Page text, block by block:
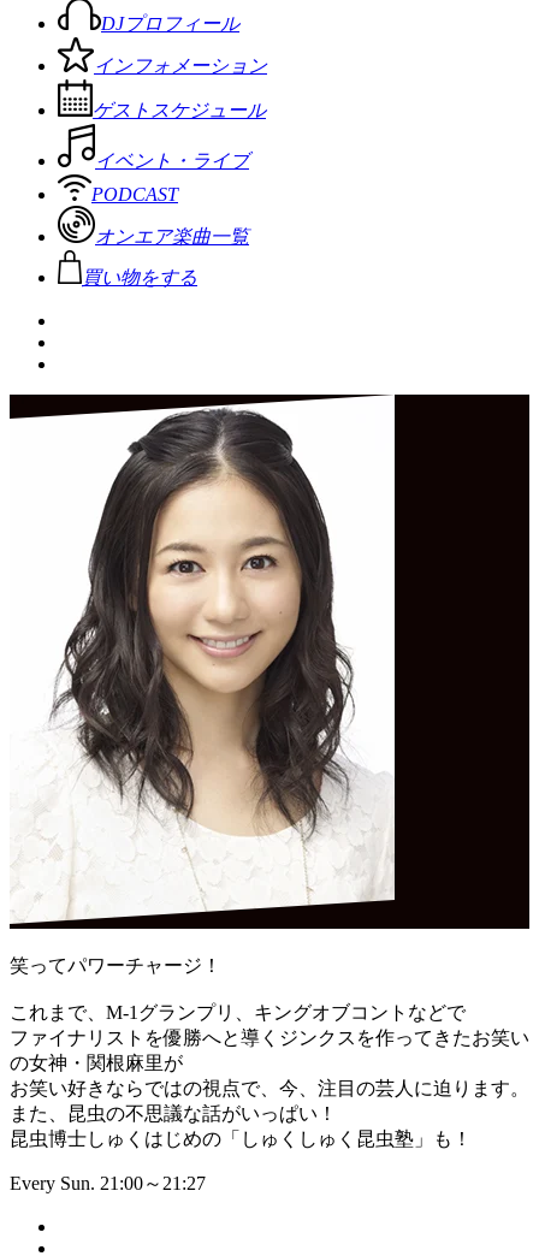
DJプロフィール
インフォメーション
ゲストスケジュール
イベント・ライブ
PODCAST
オンエア楽曲一覧
買い物をする
笑ってパワーチャージ！
これまで、M-1グランプリ、キングオブコントなどで
ファイナリストを優勝へと導くジンクスを作ってきたお笑い
の女神・関根麻里が
お笑い好きならではの視点で、今、注目の芸人に迫ります。
また、昆虫の不思議な話がいっぱい！
昆虫博士しゅくはじめの「しゅくしゅく昆虫塾」も！
Every Sun. 21:00～21:27